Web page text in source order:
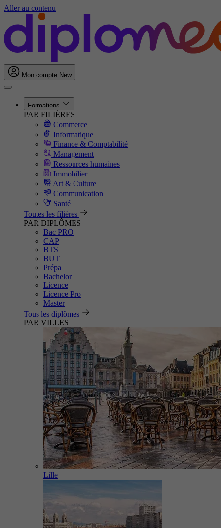
Aller au contenu
Mon compte New
Formations
PAR FILIÈRES
Commerce
Informatique
Finance & Comptabilité
Management
Ressources humaines
Immobilier
Art & Culture
Communication
Santé
Toutes les filières
PAR DIPLÔMES
Bac PRO
CAP
BTS
BUT
Prépa
Bachelor
Licence
Licence Pro
Master
Tous les diplômes
PAR VILLES
Lille